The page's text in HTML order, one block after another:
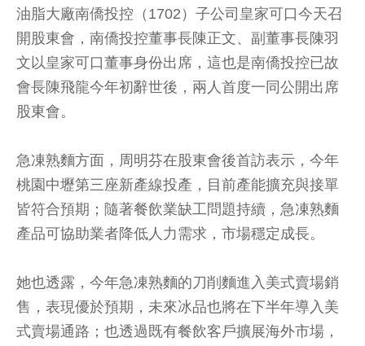
油脂大廠南僑投控（1702）子公司皇家可口今天召
開股東會，南僑投控董事長陳正文、副董事長陳羽
文以皇家可口董事身份出席，這也是南僑投控已故
會長陳飛龍今年初辭世後，兩人首度一同公開出席
股東會。
急凍熟麵方面，周明芬在股東會後首訪表示，今年
桃園中壢第三座新產線投產，目前產能擴充與接單
皆符合預期；隨著餐飲業缺工問題持續，急凍熟麵
產品可協助業者降低人力需求，市場穩定成長。
她也透露，今年急凍熟麵的刀削麵進入美式賣場銷
售，表現優於預期，未來冰品也將在下半年導入美
式賣場通路；也透過既有餐飲客戶擴展海外市場，